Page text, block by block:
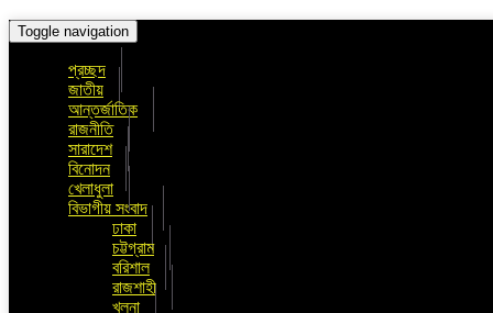
Toggle navigation
প্রচ্ছদ
জাতীয়
আন্তর্জাতিক
রাজনীতি
সারাদেশ
বিনোদন
খেলাধুলা
বিভাগীয় সংবাদ
ঢাকা
চট্টগ্রাম
বরিশাল
রাজশাহী
খুলনা